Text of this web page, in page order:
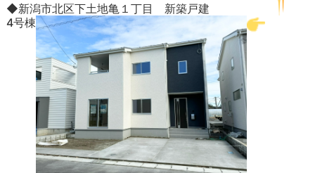
◆新潟市北区下土地亀１丁目 新築戸建
4号棟